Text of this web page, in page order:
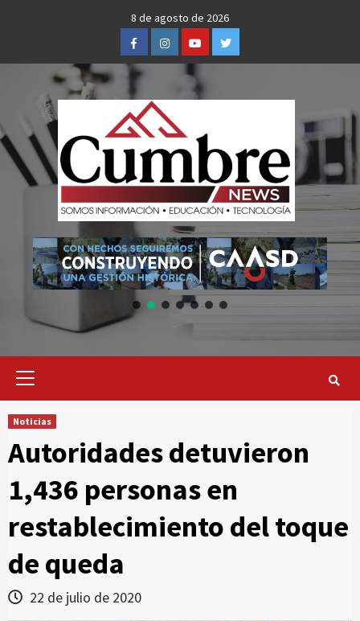
8 de agosto de 2026
FacebookInstagramYoutubeTwitter
Primary
Noticias
Autoridades detuvieron
1,436 personas en
restablecimiento del toque
de queda
22 de julio de 2020